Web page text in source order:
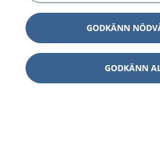
GODKÄNN
GODKÄNN